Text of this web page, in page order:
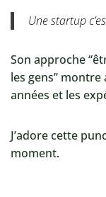
Une startup
Son approche
les gens”
années et les
J’adore cette
moment.